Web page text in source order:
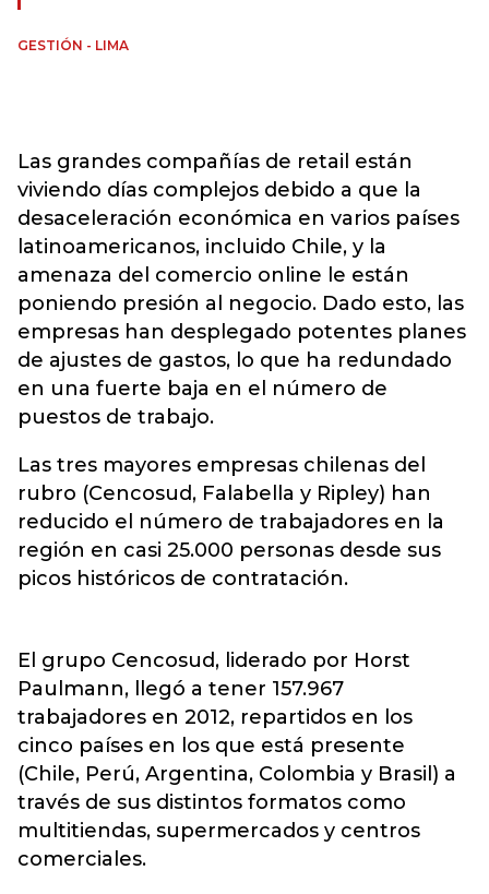
GESTIÓN - LIMA
Las grandes compañías de retail están
viviendo días complejos debido a que la
desaceleración económica en varios países
latinoamericanos, incluido Chile, y la
amenaza del comercio online le están
poniendo presión al negocio. Dado esto, las
empresas han desplegado potentes planes
de ajustes de gastos, lo que ha redundado
en una fuerte baja en el número de
puestos de trabajo.
Las tres mayores empresas chilenas del
rubro (Cencosud, Falabella y Ripley) han
reducido el número de trabajadores en la
región en casi 25.000 personas desde sus
picos históricos de contratación.
El grupo Cencosud, liderado por Horst
Paulmann, llegó a tener 157.967
trabajadores en 2012, repartidos en los
cinco países en los que está presente
(Chile, Perú, Argentina, Colombia y Brasil) a
través de sus distintos formatos como
multitiendas, supermercados y centros
comerciales.